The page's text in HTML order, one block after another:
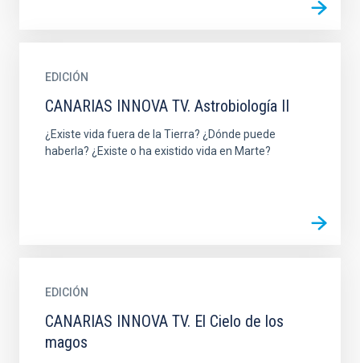
EDICIÓN
CANARIAS INNOVA TV. Astrobiología II
¿Existe vida fuera de la Tierra? ¿Dónde puede
haberla? ¿Existe o ha existido vida en Marte?
EDICIÓN
CANARIAS INNOVA TV. El Cielo de los
magos